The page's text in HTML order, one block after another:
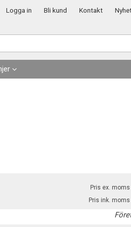
Logga in Bli kund Kontakt
Pris ex. moms
Pris ink. moms